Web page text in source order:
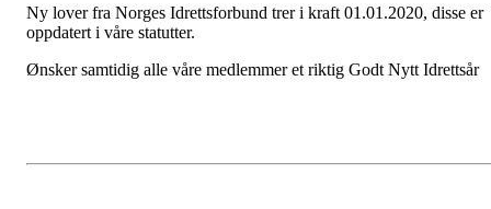
Ny lover fra Norges Idrettsforbund trer i kraft 01.01.2020, disse er
oppdatert i våre statutter.
Ønsker samtidig alle våre medlemmer et riktig Godt Nytt Idrettsår